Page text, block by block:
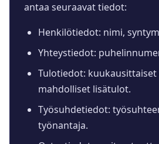
antaa seuraavat tiedot:
Henkilötiedot: nimi,
Yhteystiedot:
Tulotiedot:
mahdolliset lisätulot.
Työsuhdetiedot:
työnantaja.